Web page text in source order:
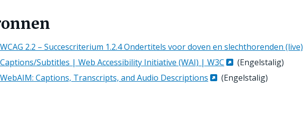
WCAG 2.2 – Succescriterium 1.2.4 Ondertitels voor doven en slechthorenden (live)
Captions/Subtitles | Web Accessibility Initiative (WAI) | W3C
(Engelstalig)
WebAIM: Captions, Transcripts, and Audio Descriptions
(Engelstalig)